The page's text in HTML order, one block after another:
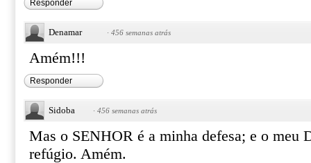
Responder
Denamar · 456 semanas atrás
Amém!!!
Responder
Sidoba · 456 semanas atrás
Mas o SENHOR é a minha defesa; e o meu
refúgio. Amém.